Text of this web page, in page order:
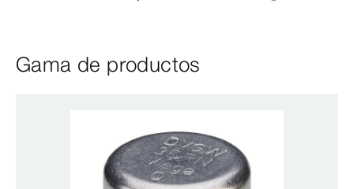
Gama de productos